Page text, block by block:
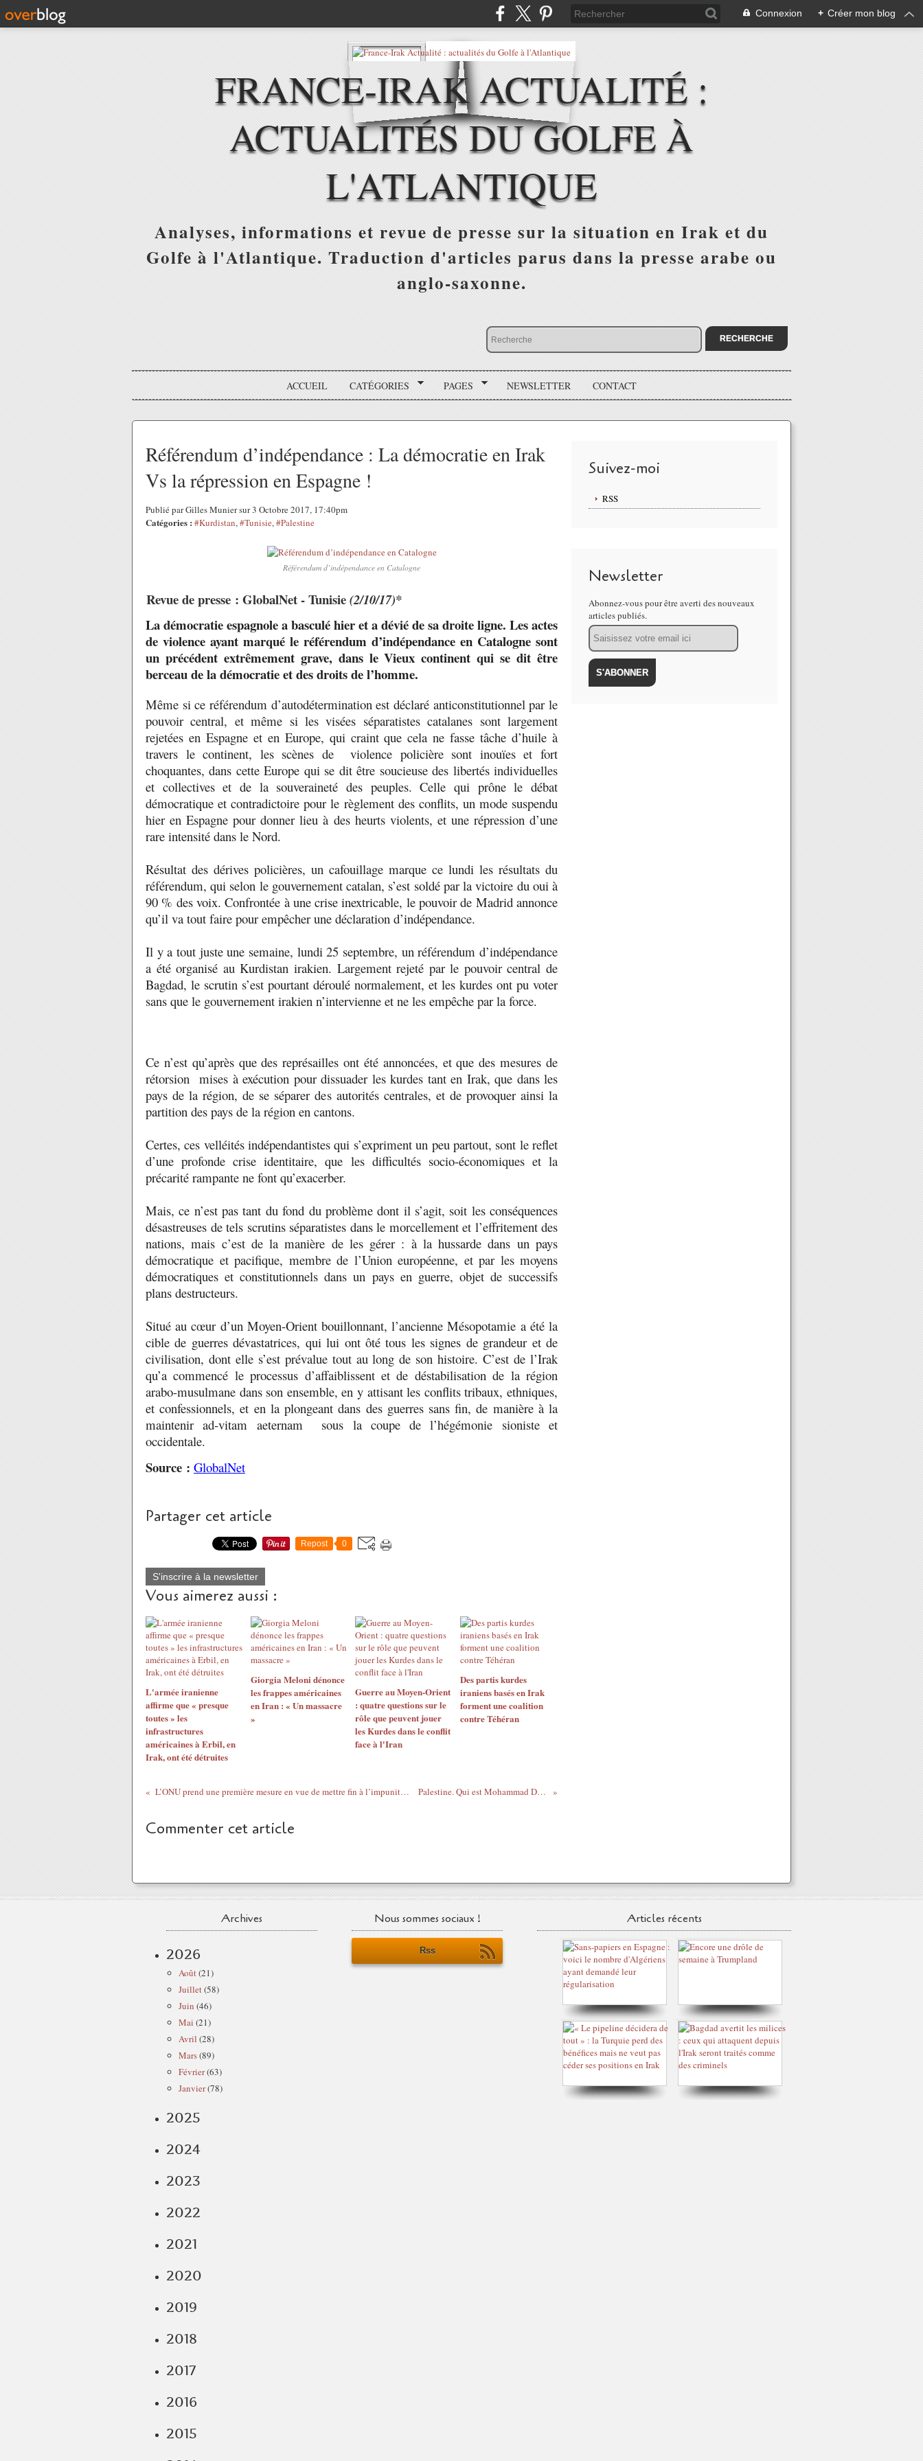
Connexion + Créer mon blog
FRANCE-IRAK ACTUALITÉ :
ACTUALITÉS DU GOLFE À
L'ATLANTIQUE
Analyses, informations et revue de presse sur la situation en Irak et du
Golfe à l'Atlantique. Traduction d'articles parus dans la presse arabe ou
anglo-saxonne.
ACCUEIL CATÉGORIES PAGES NEWSLETTER CONTACT
Référendum d’indépendance : La démocratie en Irak
Vs la répression en Espagne !
Publié par Gilles Munier sur 3 Octobre 2017, 17:40pm
Catégories : #Kurdistan,#Tunisie,#Palestine
Référendum d’indépendance en Catalogne
Revue de presse : GlobalNet - Tunisie(2/10/17)*
La démocratie espagnole a basculé hier et a dévié de sa droite ligne. Les actes
de violence ayant marqué le référendum d’indépendance en Catalogne sont
un précédent extrêmement grave, dans le Vieux continent qui se dit être
berceau de la démocratie et des droits de l’homme.
Même si ce référendum d’autodétermination est déclaré anticonstitutionnel par le
pouvoir central, et même si les visées séparatistes catalanes sont largement
rejetées en Espagne et en Europe, qui craint que cela ne fasse tâche d’huile à
travers le continent, les scènes de violence policière sont inouïes et fort
choquantes, dans cette Europe qui se dit être soucieuse des libertés individuelles
et collectives et de la souveraineté des peuples. Celle qui prône le débat
démocratique et contradictoire pour le règlement des conflits, un mode suspendu
hier en Espagne pour donner lieu à des heurts violents, et une répression d’une
rare intensité dans le Nord.
Résultat des dérives policières, un cafouillage marque ce lundi les résultats du
référendum, qui selon le gouvernement catalan, s’est soldé par la victoire du oui à
90 % des voix. Confrontée à une crise inextricable, le pouvoir de Madrid annonce
qu’il va tout faire pour empêcher une déclaration d’indépendance.
Il y a tout juste une semaine, lundi 25 septembre, un référendum d’indépendance
a été organisé au Kurdistan irakien. Largement rejeté par le pouvoir central de
Bagdad, le scrutin s’est pourtant déroulé normalement, et les kurdes ont pu voter
sans que le gouvernement irakien n’intervienne et ne les empêche par la force.
Ce n’est qu’après que des représailles ont été annoncées, et que des mesures de
rétorsion mises à exécution pour dissuader les kurdes tant en Irak, que dans les
pays de la région, de se séparer des autorités centrales, et de provoquer ainsi la
partition des pays de la région en cantons.
Certes, ces velléités indépendantistes qui s’expriment un peu partout, sont le reflet
d’une profonde crise identitaire, que les difficultés socio-économiques et la
précarité rampante ne font qu’exacerber.
Mais, ce n’est pas tant du fond du problème dont il s’agit, soit les conséquences
désastreuses de tels scrutins séparatistes dans le morcellement et l’effritement des
nations, mais c’est de la manière de les gérer : à la hussarde dans un pays
démocratique et pacifique, membre de l’Union européenne, et par les moyens
démocratiques et constitutionnels dans un pays en guerre, objet de successifs
plans destructeurs.
Situé au cœur d’un Moyen-Orient bouillonnant, l’ancienne Mésopotamie a été la
cible de guerres dévastatrices, qui lui ont ôté tous les signes de grandeur et de
civilisation, dont elle s’est prévalue tout au long de son histoire. C’est de l’Irak
qu’a commencé le processus d’affaiblissent et de déstabilisation de la région
arabo-musulmane dans son ensemble, en y attisant les conflits tribaux, ethniques,
et confessionnels, et en la plongeant dans des guerres sans fin, de manière à la
maintenir ad-vitam aeternam sous la coupe de l’hégémonie sioniste et
occidentale.
Source : GlobalNet
Partager cet article
Repost 0
S'inscrire à la newsletter
Vous aimerez aussi :
L'armée iranienne
affirme que « presque
toutes » les
infrastructures
américaines à Erbil, en
Irak, ont été détruites
Giorgia Meloni dénonce
les frappes américaines
en Iran : « Un massacre
»
Guerre au Moyen-Orient
: quatre questions sur le
rôle que peuvent jouer
les Kurdes dans le conflit
face à l'Iran
Des partis kurdes
iraniens basés en Irak
forment une coalition
contre Téhéran
L’ONU prend une première mesure en vue de mettre fin à l’impunité d’Israël Palestine. Qui est Mohammad Dahlan?
Commenter cet article
Suivez-moi
RSS
Newsletter
Abonnez-vous pour être averti des nouveaux
articles publiés.
Email
Archives
2026
Août(21)
Juillet(58)
Juin (46)
Mai (21)
Avril (28)
Mars(89)
Février(63)
Janvier(78)
2025
2024
2023
2022
2021
2020
2019
2018
2017
2016
2015
Nous sommes sociaux !
Rss
Articles récents